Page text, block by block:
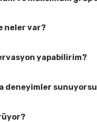
neler var?
yapabilirim?
deneyimler